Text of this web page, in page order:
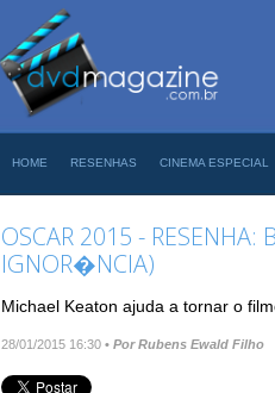
HOME RESENHAS CINEMA ESPECIAL
OSCAR 2015 - RESENHA:
IGNOR�NCIA)
Michael Keaton ajuda a tornar o
28/01/2015 16:30 • Por Rubens Ewald Filho